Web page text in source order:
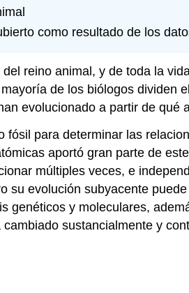
como resultado de los
reino animal, y de toda la
de los biólogos dividen
evolucionado a partir de qué
para determinar las
aportó gran parte de
múltiples veces, e
su evolución subyacente
genéticos y moleculares,
sustancialmente y